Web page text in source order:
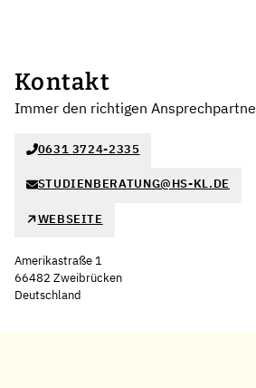
Kontakt
Immer den richtigen
0631 3724-2335
STUDIENBERATUNG@HS-KL.DE
WEBSEITE
Amerikastraße 1
66482 Zweibrücken
Deutschland